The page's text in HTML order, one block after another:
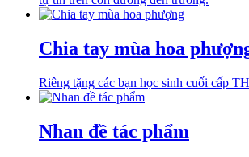
Chia tay mùa hoa
Riêng tặng các bạn học sinh cuối cấp
Nhan đề tác phẩm